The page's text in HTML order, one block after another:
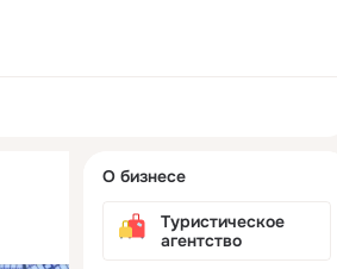
колонка
О бизнесе
Туристическое
агентство